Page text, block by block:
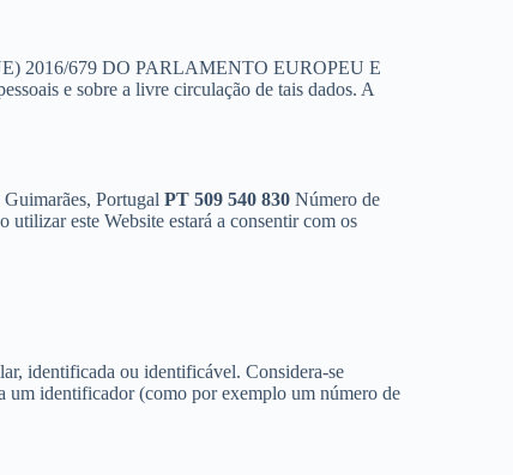
2016/679 DO PARLAMENTO EUROPEU E
e sobre a livre circulação de tais dados. A
PortugalPT 509 540 830 Número de
utilizar este Website estará a consentir com os
identificada ou identificável. Considera-se
um identificador (como por exemplo um número de